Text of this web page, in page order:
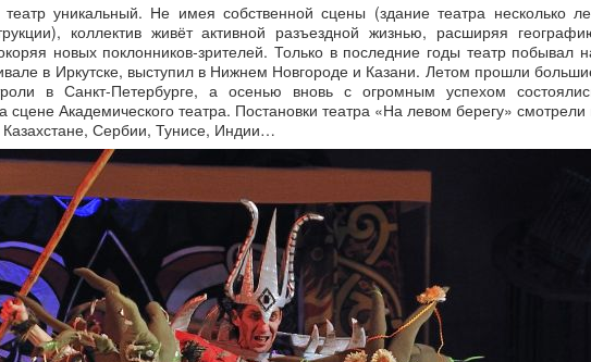
уникальный. Не имея собственной сцены (здание театра несколько
коллектив живёт активной разъездной жизнью, расширяя
новых поклонников-зрителей. Только в последние годы театр побывал
в Иркутске, выступил в Нижнем Новгороде и Казани. Летом прошли
в Санкт-Петербурге, а осенью вновь с огромным успехом
сцене Академического театра. Постановки театра «На левом берегу» смотрели
Казахстане, Сербии, Тунисе, Индии…